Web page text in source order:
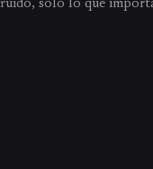
ruido, solo lo que